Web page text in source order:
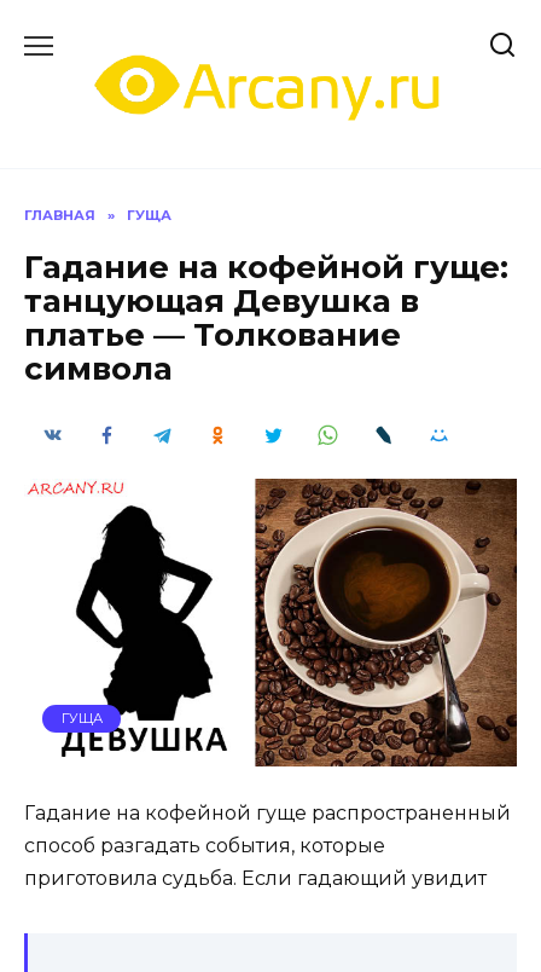
содержанию
ГЛАВНАЯ » ГУЩА
Гадание на кофейной гуще:
танцующая Девушка в
платье — Толкование
символа
ГУЩА
Гадание на кофейной гуще распространенный
способ разгадать события, которые
приготовила судьба. Если гадающий увидит